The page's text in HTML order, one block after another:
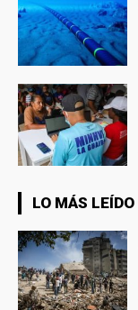
LO MÁS LEÍDO